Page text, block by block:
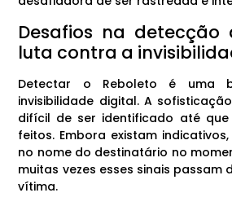
Desafios na detecção
luta contra a
Detectar o Reboleto é uma
invisibilidade digital. A
difícil de ser identificado até
feitos. Embora existam
no nome do destinatário no
muitas vezes esses sinais passam
vítima.